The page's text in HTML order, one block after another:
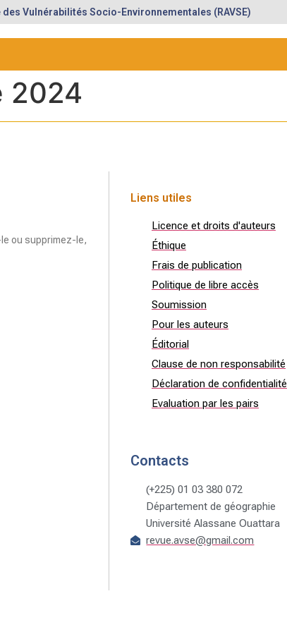
des Vulnérabilités Socio-Environnementales (RAVSE)
2024
ou supprimez-le,
Liens utiles
Licence et droits d'auteurs
Éthique
Frais de publication
Politique de libre accès
Soumission
Pour les auteurs
Éditorial
Clause de non responsabilité
Déclaration de confidentialité
Evaluation par les pairs
Contacts
(+225) 01 03 380 072
Département de géographie
Université Alassane Ouattara
revue.avse@gmail.com